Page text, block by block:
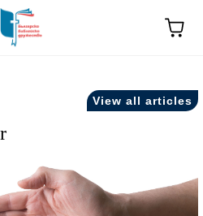
View all articles